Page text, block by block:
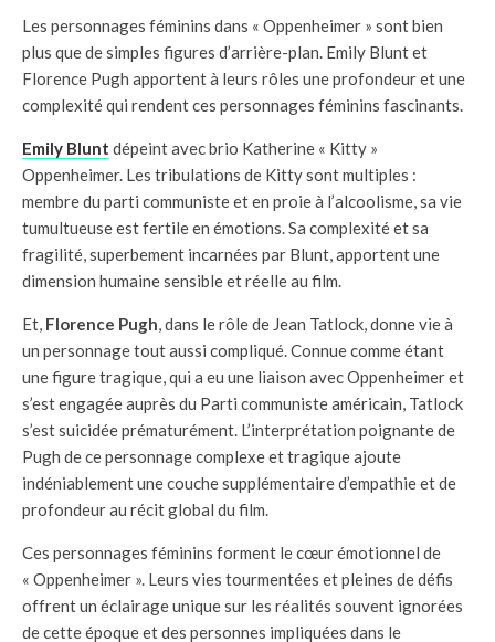
Les personnages féminins dans « Oppenheimer » sont bien
plus que de simples figures d’arrière-plan. Emily Blunt et
Florence Pugh apportent à leurs rôles une profondeur et une
complexité qui rendent ces personnages féminins fascinants.
Emily Blunt dépeint avec brio Katherine « Kitty »
Oppenheimer. Les tribulations de Kitty sont multiples :
membre du parti communiste et en proie à l’alcoolisme, sa vie
tumultueuse est fertile en émotions. Sa complexité et sa
fragilité, superbement incarnées par Blunt, apportent une
dimension humaine sensible et réelle au film.
Et, Florence Pugh, dans le rôle de Jean Tatlock, donne vie à
un personnage tout aussi compliqué. Connue comme étant
une figure tragique, qui a eu une liaison avec Oppenheimer et
s’est engagée auprès du Parti communiste américain, Tatlock
s’est suicidée prématurément. L’interprétation poignante de
Pugh de ce personnage complexe et tragique ajoute
indéniablement une couche supplémentaire d’empathie et de
profondeur au récit global du film.
Ces personnages féminins forment le cœur émotionnel de
« Oppenheimer ». Leurs vies tourmentées et pleines de défis
offrent un éclairage unique sur les réalités souvent ignorées
de cette époque et des personnes impliquées dans le